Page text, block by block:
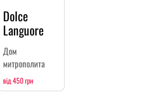
Dolce
Languore
Дом
митрополита
від 450 грн